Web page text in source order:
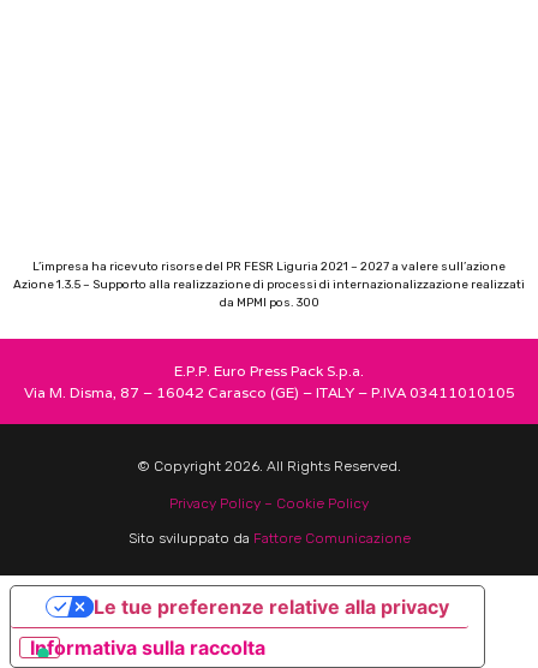
L’impresa ha ricevuto risorse del PR FESR Liguria 2021 – 2027 a valere sull’azione
Azione 1.3.5 – Supporto alla realizzazione di processi di internazionalizzazione realizzati
da MPMI pos. 300
E.P.P. Euro Press Pack S.p.a.
Via M. Disma, 87 – 16042 Carasco (GE) – ITALY – P.IVA 03411010105
© Copyright 2026. All Rights Reserved.
Privacy Policy – Cookie Policy
Sito sviluppato da Fattore Comunicazione
Informativa sulla raccolta
Le tue preferenze relative alla privacy